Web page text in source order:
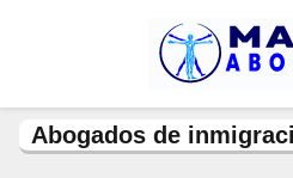
Abogados de